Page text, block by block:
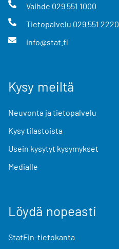
Vaihde 029 551 1000
Tietopalvelu 029 551 2220
info@stat.fi
Kysy meiltä
Neuvonta ja tietopalvelu
Kysy tilastoista
Usein kysytyt kysymykset
Medialle
Löydä nopeasti
StatFin-tietokanta